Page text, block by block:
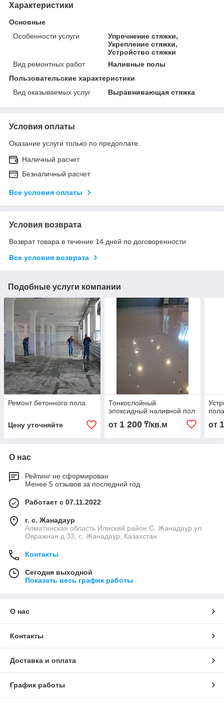
Характеристики
Основные
Особенности услуги
Упрочнение стяжки,
Укрепление стяжки,
Устройство стяжки
Вид ремонтных работ
Наливные полы
Пользовательские характеристики
Вид оказываемых услуг
Выравнивающая стяжка
Условия оплаты
Оказание услуги только по предоплате.
Наличный расчет
Безналичный расчет
Все условия оплаты
Условия возврата
Возврат товара в течение 14 дней по договоренности
Все условия возврата
Подобные услуги компании
Ремонт бетонного пола
Цену уточняйте
Тонкослойный
эпоксидный наливной пол
от 1 200₸/кв.м от
О нас
Рейтинг не сформирован
Менее 5 отзывов за последний год
Работает с 07.11.2022
г. с. Жанадаур
Алматинская область Илиский район С. Жанадаур ул.
Овражная д.33, с. Жанадаур, Казахстан
Контакты
Сегодня выходной
Показать весь график работы
О нас
Контакты
Доставка и оплата
График работы